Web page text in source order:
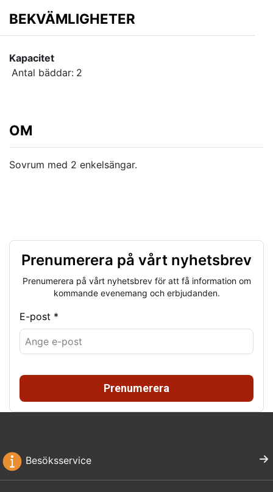
BEKVÄMLIGHETER
Kapacitet
Antal bäddar: 2
OM
Sovrum med 2 enkelsängar.
Prenumerera på vårt nyhetsbrev
Prenumerera på vårt nyhetsbrev för att få information om
kommande evenemang och erbjudanden.
E-post *
Prenumerera
Besöksservice